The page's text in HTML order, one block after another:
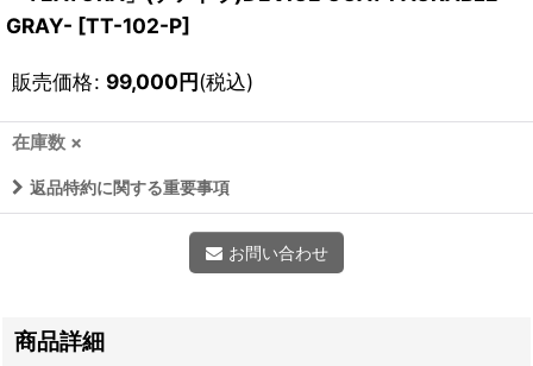
GRAY- [TT-102-P]
販売価格: 99,000円(税込)
在庫数 ×
返品特約に関する重要事項
お問い合わせ
商品詳細